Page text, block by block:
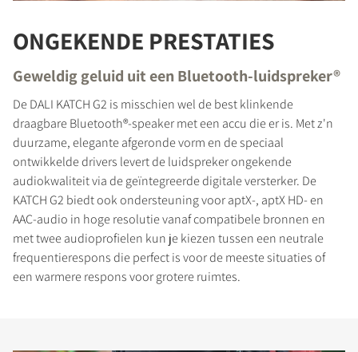
ONGEKENDE PRESTATIES
Geweldig geluid uit een Bluetooth-luidspreker®
De DALI KATCH G2 is misschien wel de best klinkende
draagbare Bluetooth®-speaker met een accu die er is. Met z'n
duurzame, elegante afgeronde vorm en de speciaal
ontwikkelde drivers levert de luidspreker ongekende
audiokwaliteit via de geïntegreerde digitale versterker. De
KATCH G2 biedt ook ondersteuning voor aptX-, aptX HD- en
AAC-audio in hoge resolutie vanaf compatibele bronnen en
met twee audioprofielen kun je kiezen tussen een neutrale
frequentierespons die perfect is voor de meeste situaties of
een warmere respons voor grotere ruimtes.